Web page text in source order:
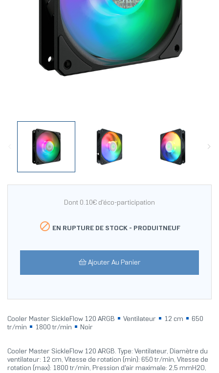
Dont 0.10€ d'éco-participation
 EN RUPTURE DE STOCK - PRODUITNEUF
Ajouter Au Panier
Cooler Master SickleFlow 120 ARGB Ventilateur 12 cm
650
tr/min
1800 tr/min Noir
Cooler Master SickleFlow 120 ARGB. Type: Ventilateur, Diamètre du
ventilateur: 12 cm, Vitesse de rotation (min): 650 tr/min, Vitesse de
rotation (max): 1800 tr/min, Pression d'air maximale: 2,5 mmH2O,